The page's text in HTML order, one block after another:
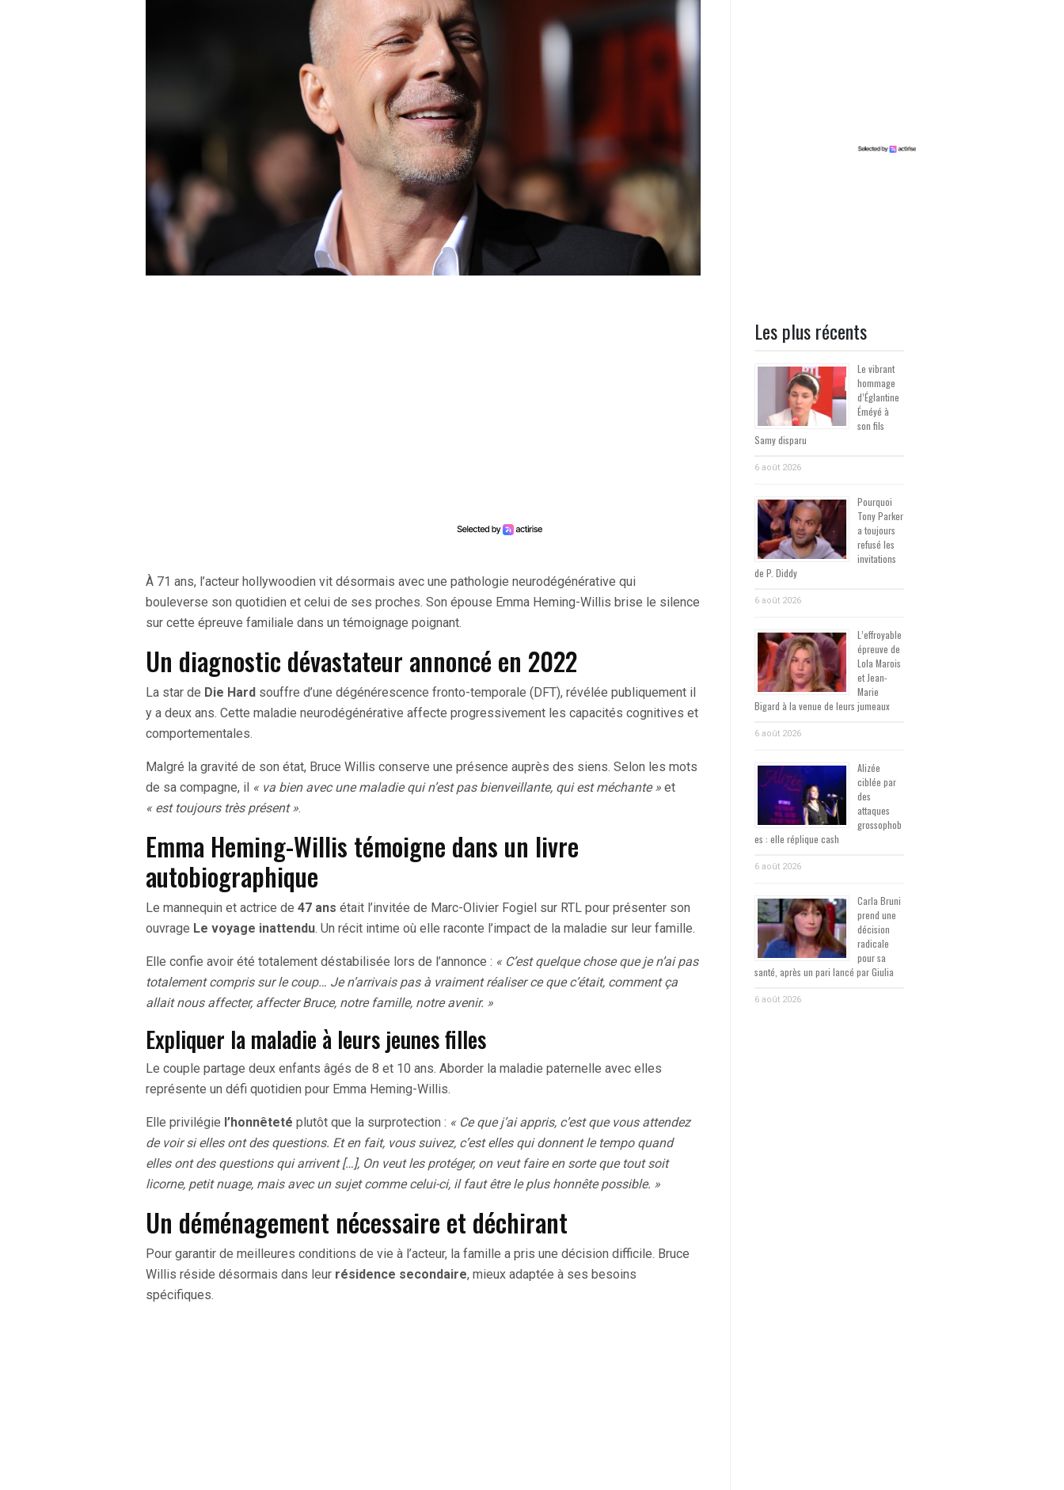
À 71 ans, l’acteur hollywoodien vit désormais avec une pathologie neurodégénérative qui
bouleverse son quotidien et celui de ses proches. Son épouse Emma Heming-Willis brise le silence
sur cette épreuve familiale dans un témoignage poignant.
Un diagnostic dévastateur annoncé en 2022
La star de Die Hard souffre d’une dégénérescence fronto-temporale (DFT), révélée publiquement il
y a deux ans. Cette maladie neurodégénérative affecte progressivement les capacités cognitives et
comportementales.
Malgré la gravité de son état, Bruce Willis conserve une présence auprès des siens. Selon les mots
de sa compagne, il « va bien avec une maladie qui n’est pas bienveillante, qui est méchante » et
« est toujours très présent ».
Emma Heming-Willis témoigne dans un livre
autobiographique
Le mannequin et actrice de 47 ans était l’invitée de Marc-Olivier Fogiel sur RTL pour présenter son
ouvrage Le voyage inattendu. Un récit intime où elle raconte l’impact de la maladie sur leur famille.
Elle confie avoir été totalement déstabilisée lors de l’annonce : « C’est quelque chose que je n’ai pas
totalement compris sur le coup… Je n’arrivais pas à vraiment réaliser ce que c’était, comment ça
allait nous affecter, affecter Bruce, notre famille, notre avenir. »
Expliquer la maladie à leurs jeunes filles
Le couple partage deux enfants âgés de 8 et 10 ans. Aborder la maladie paternelle avec elles
représente un défi quotidien pour Emma Heming-Willis.
Elle privilégie l’honnêteté plutôt que la surprotection : « Ce que j’ai appris, c’est que vous attendez
de voir si elles ont des questions. Et en fait, vous suivez, c’est elles qui donnent le tempo quand
elles ont des questions qui arrivent […], On veut les protéger, on veut faire en sorte que tout soit
licorne, petit nuage, mais avec un sujet comme celui-ci, il faut être le plus honnête possible. »
Un déménagement nécessaire et déchirant
Pour garantir de meilleures conditions de vie à l’acteur, la famille a pris une décision difficile. Bruce
Willis réside désormais dans leur résidence secondaire, mieux adaptée à ses besoins
spécifiques.
Les plus récents
Le vibrant
hommage
d’Églantine
Éméyé à
son fils
Samy disparu
6 août 2026
Pourquoi
Tony Parker
a toujours
refusé les
invitations
de P. Diddy
6 août 2026
L’effroyable
épreuve de
Lola Marois
et Jean-
Marie
Bigard à la venue de leurs jumeaux
6 août 2026
Alizée
ciblée par
des
attaques
grossophob
es : elle réplique cash
6 août 2026
Carla Bruni
prend une
décision
radicale
pour sa
santé, après un pari lancé par Giulia
6 août 2026